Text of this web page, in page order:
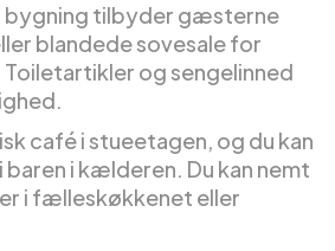
bygning tilbyder gæsterne
blandede sovesale for
og sengelinned
café i stueetagen, og du kan
baren i kælderen. Du kan nemt
i fælleskøkkenet eller